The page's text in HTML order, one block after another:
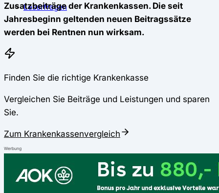
Leserfragen
Zusatzbeiträge der Krankenkassen. Die seit
Jahresbeginn geltenden neuen Beitragssätze
werden bei Rentnen nun wirksam.
Finden Sie die richtige Krankenkasse
Vergleichen Sie Beiträge und Leistungen und sparen
Sie.
Zum Krankenkassenvergleich
Werbung